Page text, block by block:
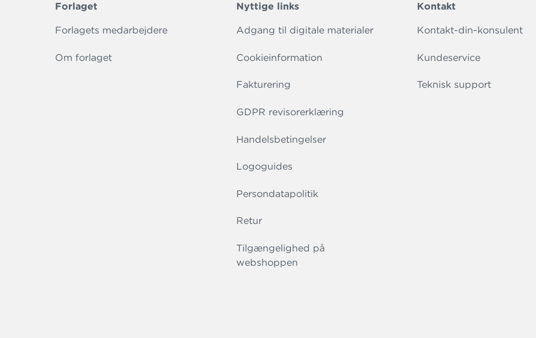
Forlaget
Forlagets medarbejdere
Om forlaget
Nyttige links
Adgang til digitale materialer
Cookieinformation
Fakturering
GDPR revisorerklæring
Handelsbetingelser
Logoguides
Persondatapolitik
Retur
Tilgængelighed på
webshoppen
Kontakt
Kontakt-din-konsulent
Kundeservice
Teknisk support